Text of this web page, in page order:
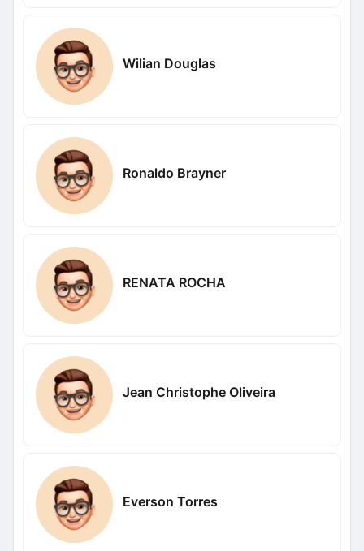
Wilian Douglas
Ronaldo Brayner
RENATA ROCHA
Jean Christophe Oliveira
Everson Torres